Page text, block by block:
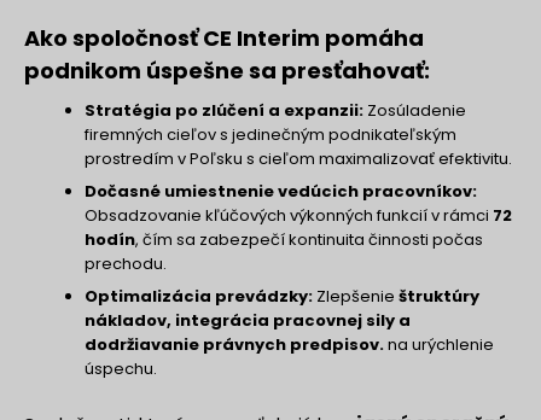
Ako spoločnosť CE Interim pomáha
podnikom úspešne sa presťahovať:
Stratégia po zlúčení a expanzii: Zosúladenie
firemných cieľov s jedinečným podnikateľským
prostredím v Poľsku s cieľom maximalizovať efektivitu.
Dočasné umiestnenie vedúcich pracovníkov:
Obsadzovanie kľúčových výkonných funkcií v rámci 72
hodín, čím sa zabezpečí kontinuita činnosti počas
prechodu.
Optimalizácia prevádzky: Zlepšenie štruktúry
nákladov, integrácia pracovnej sily a
dodržiavanie právnych predpisov.na urýchlenie
úspechu.